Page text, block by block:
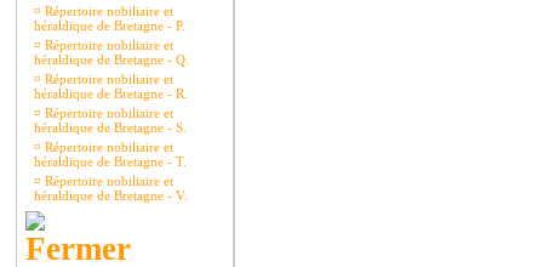
¤ Répertoire nobiliaire et
héraldique de Bretagne - P.
¤ Répertoire nobiliaire et
héraldique de Bretagne - Q.
¤ Répertoire nobiliaire et
héraldique de Bretagne - R.
¤ Répertoire nobiliaire et
héraldique de Bretagne - S.
¤ Répertoire nobiliaire et
héraldique de Bretagne - T.
¤ Répertoire nobiliaire et
héraldique de Bretagne - V.